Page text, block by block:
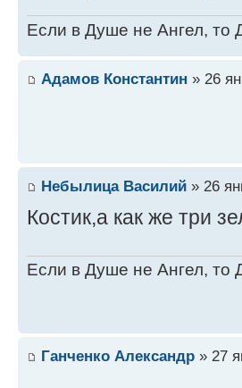
Если в Душе не Ангел, то
Адамов Константин » 26
Небылица Василий » 26
Костик,а как же три
Если в Душе не Ангел, то
Ганченко Александр » 27